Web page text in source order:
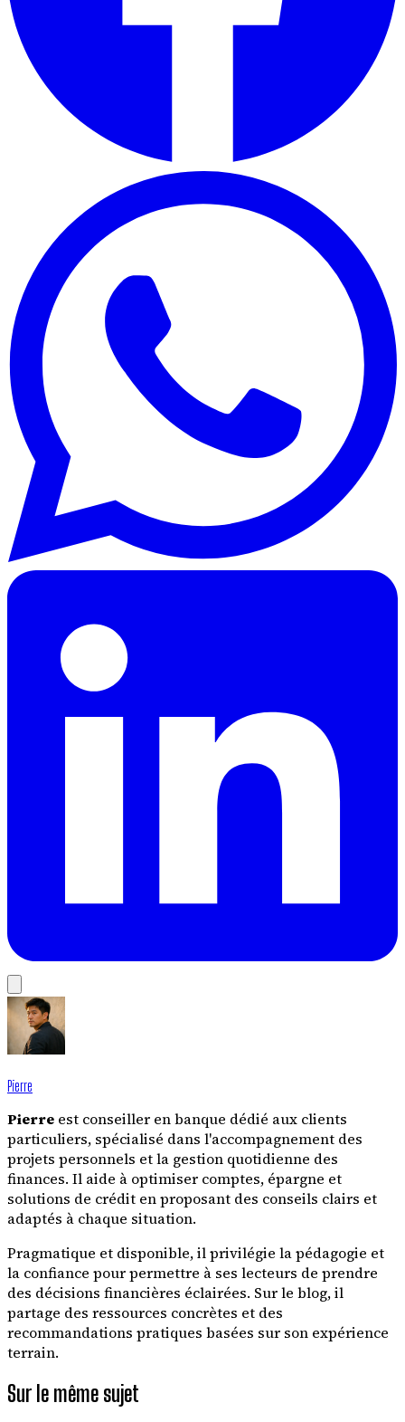
Pierre
Pierre est conseiller en banque dédié aux clients
particuliers, spécialisé dans l'accompagnement des
projets personnels et la gestion quotidienne des
finances. Il aide à optimiser comptes, épargne et
solutions de crédit en proposant des conseils clairs et
adaptés à chaque situation.
Pragmatique et disponible, il privilégie la pédagogie et
la confiance pour permettre à ses lecteurs de prendre
des décisions financières éclairées. Sur le blog, il
partage des ressources concrètes et des
recommandations pratiques basées sur son expérience
terrain.
Sur le même sujet